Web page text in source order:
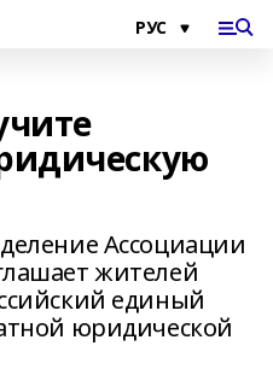
Ассоциации
жителей
единый
юридической